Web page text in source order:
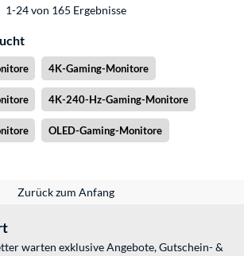
1-24 von 165 Ergebnisse
4K-Gaming-Monitore
4K-240-Hz-Gaming-Monitore
OLED-Gaming-Monitore
Zurück zum Anfang
warten exklusive Angebote, Gutschein- &